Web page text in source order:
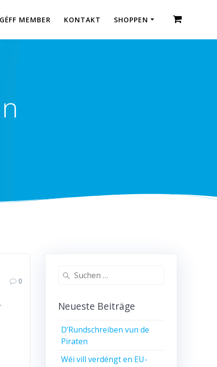
GËFF MEMBER KONTAKT SHOPPEN
0
Suchen
Neueste Beiträge
D’Rundschreiben vun de
Piraten
Wéi vill verdéngt en EU-